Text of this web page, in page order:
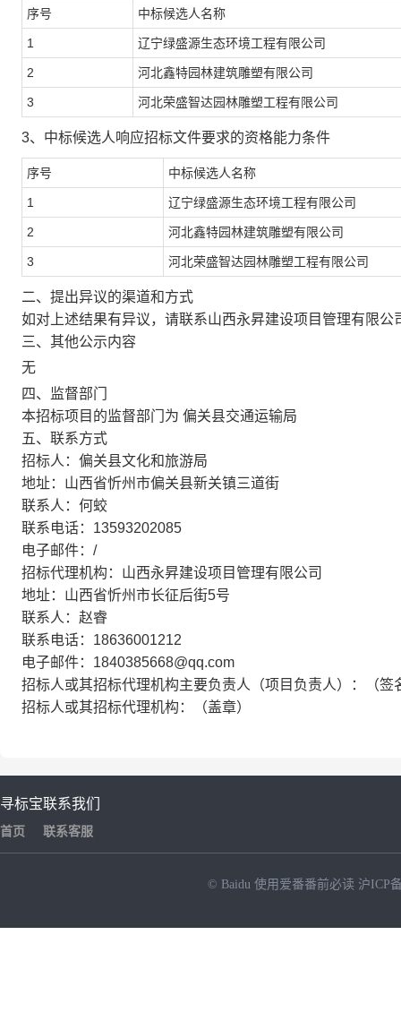
序号 中标候选人名称
1 辽宁绿盛源生态环境工程有限公司
2 河北鑫特园林建筑雕塑有限公司
3 河北荣盛智达园林雕塑工程有限公司
3、中标候选人响应招标文件要求的资格能力条件
序号 中标候选人名称
1 辽宁绿盛源生态环境工程有限公司
2 河北鑫特园林建筑雕塑有限公司
3 河北荣盛智达园林雕塑工程有限公司
二、提出异议的渠道和方式
如对上述结果有异议，请联系山西永昇建设项目管理有限公
三、其他公示内容
无
四、监督部门
本招标项目的监督部门为 偏关县交通运输局
五、联系方式
招标人：偏关县文化和旅游局
地址：山西省忻州市偏关县新关镇三道街
联系人：何蛟
联系电话：13593202085
电子邮件：/
招标代理机构：山西永昇建设项目管理有限公司
地址：山西省忻州市长征后街5号
联系人：赵睿
联系电话：18636001212
电子邮件：1840385668@qq.com
招标人或其招标代理机构主要负责人（项目负责人）：（签
招标人或其招标代理机构：（盖章）
寻标宝
首页
联系我们
联系客服
© Baidu 使用爱番番前必读 沪ICP